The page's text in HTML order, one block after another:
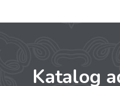
Katalog